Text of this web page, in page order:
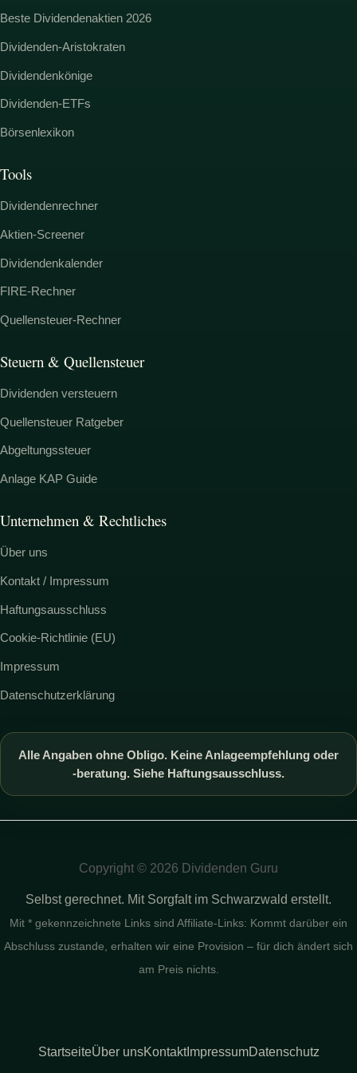
Beste Dividendenaktien 2026
Dividenden-Aristokraten
Dividendenkönige
Dividenden-ETFs
Börsenlexikon
Tools
Dividendenrechner
Aktien-Screener
Dividendenkalender
FIRE-Rechner
Quellensteuer-Rechner
Steuern & Quellensteuer
Dividenden versteuern
Quellensteuer Ratgeber
Abgeltungssteuer
Anlage KAP Guide
Unternehmen & Rechtliches
Über uns
Kontakt / Impressum
Haftungsausschluss
Cookie-Richtlinie (EU)
Impressum
Datenschutzerklärung
Alle Angaben ohne Obligo. Keine Anlageempfehlung oder
-beratung. Siehe Haftungsausschluss.
Copyright © 2026 Dividenden Guru
Selbst gerechnet. Mit Sorgfalt im Schwarzwald erstellt.
Mit * gekennzeichnete Links sind Affiliate-Links: Kommt darüber ein
Abschluss zustande, erhalten wir eine Provision – für dich ändert sich
am Preis nichts.
StartseiteÜber unsKontaktImpressumDatenschutz